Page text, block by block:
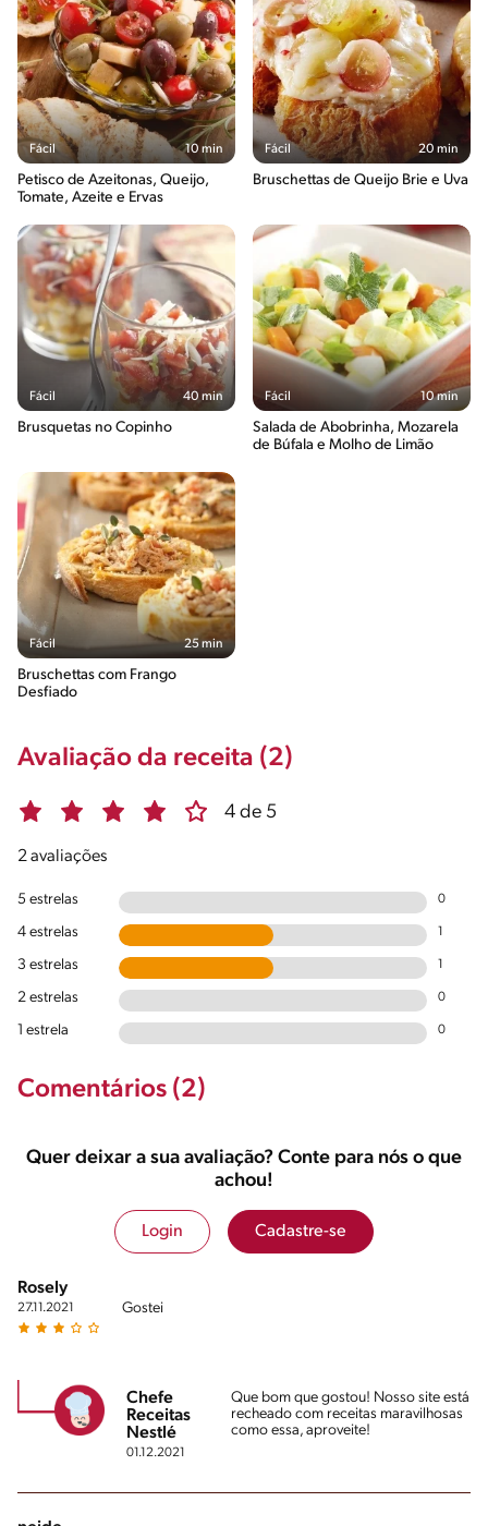
Fácil 10 min
Petisco de Azeitonas, Queijo,
Tomate, Azeite e Ervas
Fácil 20 min
Bruschettas de Queijo Brie e Uva
Fácil 40 min
Brusquetas no Copinho
Fácil 10 min
Salada de Abobrinha, Mozarela
de Búfala e Molho de Limão
Fácil 25 min
Bruschettas com Frango
Desfiado
Avaliação da receita (2)
4 de 5
2 avaliações
5 estrelas 0
4 estrelas
3 estrelas
2 estrelas 0
1 estrela 0
Comentários (2)
Quer deixar a sua avaliação? Conte para nós o que
achou!
Login Cadastre-se
Rosely
27.11.2021 Gostei
Chefe
Receitas
Nestlé
01.12.2021
Que bom que gostou! Nosso site está
recheado com receitas maravilhosas
como essa, aproveite!